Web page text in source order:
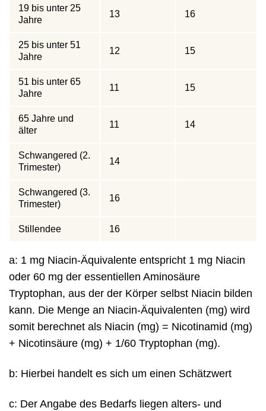
19 bis unter 25
Jahre
13 16
25 bis unter 51
Jahre
12 15
51 bis unter 65
Jahre
11 15
65 Jahre und
älter
11 14
Schwangered (2.
Trimester)
14
Schwangered (3.
Trimester)
16
Stillendee 16
a: 1 mg Niacin-Äquivalente entspricht 1 mg Niacin
oder 60 mg der essentiellen Aminosäure
Tryptophan, aus der der Körper selbst Niacin bilden
kann. Die Menge an Niacin-Äquivalenten (mg) wird
somit berechnet als Niacin (mg) = Nicotinamid (mg)
+ Nicotinsäure (mg) + 1/60 Tryptophan (mg).
b: Hierbei handelt es sich um einen Schätzwert
c: Der Angabe des Bedarfs liegen alters- und